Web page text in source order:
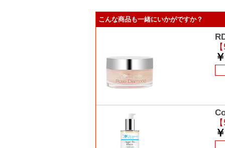
こんな商品も一緒にいかがですか？